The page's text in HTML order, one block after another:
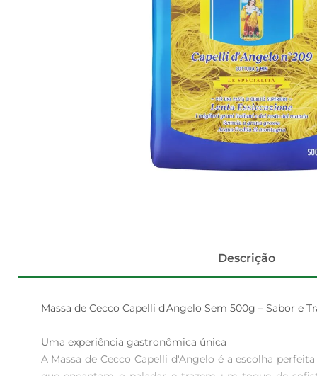
Descrição
Massa de Cecco Capelli d'Angelo Sem 500g – Sabor e
Uma experiência gastronômica única
A Massa de Cecco Capelli d'Angelo é a escolha